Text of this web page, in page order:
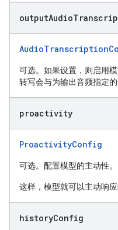
outputAudio
可选。如果设置，则启用
转写会与为输出音频指定的
proactivity
ProactivityConfig
可选。配置模型的主动性。
这样，模型就可以主动响
historyConfig